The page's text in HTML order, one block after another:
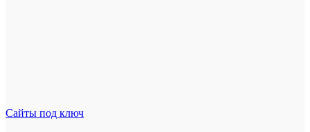
Сайты под ключ